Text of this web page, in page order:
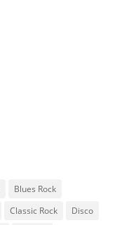
Blues Rock
Classic Rock
Disco